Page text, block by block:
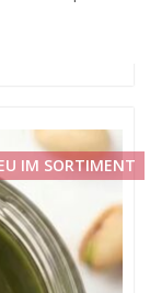
IM SORTIMENT